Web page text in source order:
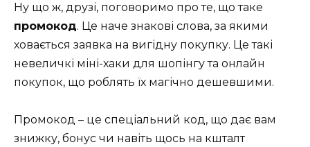
Ну що ж, друзі, поговоримо про те, що таке
промокод. Це наче знакові слова, за якими
ховається заявка на вигідну покупку. Це такі
невеличкі міні-хаки для шопінгу та онлайн
покупок, що роблять їх магічно дешевшими.
Промокод – це спеціальний код, що дає вам
знижку, бонус чи навіть щось на кшталт